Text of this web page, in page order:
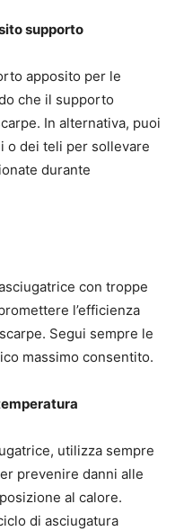
supporto
apposito per le
che il supporto
In alternativa, puoi
o dei teli per sollevare
durante
con troppe
l’efficienza
Segui sempre le
massimo consentito.
utilizza sempre
prevenire danni alle
al calore.
di asciugatura